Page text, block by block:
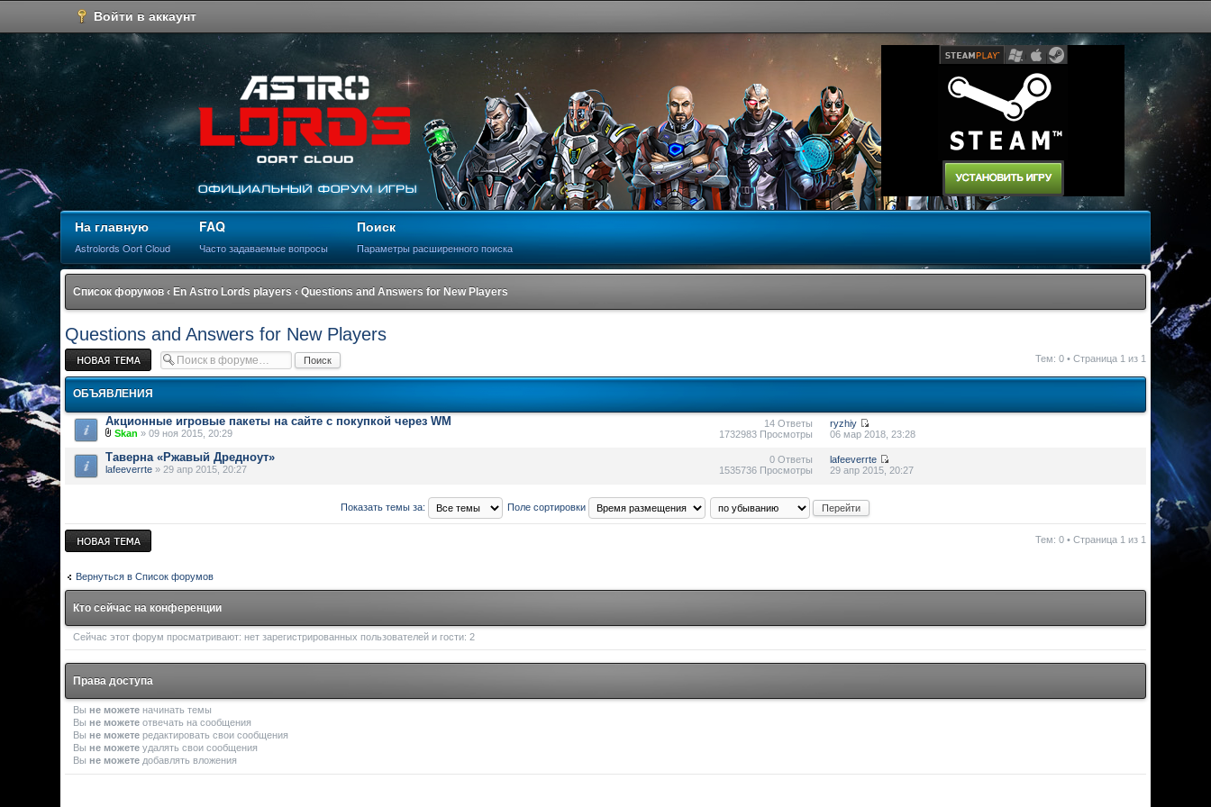
Войти в аккаунт
На главную
Astrolords Oort Cloud
FAQ
Часто задаваемые вопросы
Поиск
Параметры расширенного поиска
Список форумов ‹ En Astro Lords players ‹ Questions and Answers for New Players
Questions and Answers for New Players
Новая тема Тем: 0 • Страница 1 из 1
ОБЪЯВЛЕНИЯ
Акционные игровые пакеты на сайте с покупкой через WM
Skan » 09 ноя 2015, 20:29
14 Ответы
1732983 Просмотры
ryzhiy
06 мар 2018, 23:28
Таверна «Ржавый Дредноут»
lafeeverrte » 29 апр 2015, 20:27
0 Ответы
1535736 Просмотры
lafeeverrte
29 апр 2015, 20:27
Показать темы за: Поле сортировки
Новая тема Тем: 0 • Страница 1 из 1
Вернуться в Список форумов
Кто сейчас на конференции
Сейчас этот форум просматривают: нет зарегистрированных пользователей и гости: 2
Права доступа
Выне можете начинать темы
Выне можете отвечать на сообщения
Выне можете редактировать свои сообщения
Выне можете удалять свои сообщения
Выне можете добавлять вложения